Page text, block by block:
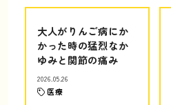
大人がりんご病にか
かった時の猛烈なか
ゆみと関節の痛み
2026.05.26
医療